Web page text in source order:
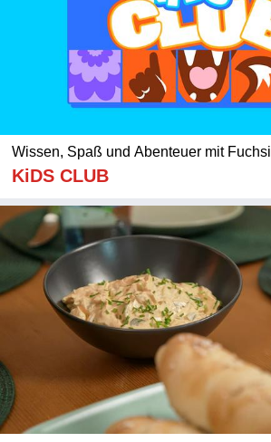
Wissen, Spaß und Abenteuer mit Fuchsi
KiDS CLUB